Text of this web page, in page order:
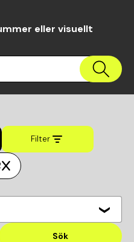
eller visuellt
Filter
Sök